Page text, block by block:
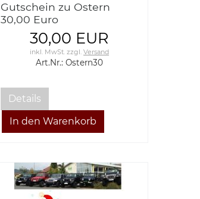
Gutschein zu Ostern
30,00 Euro
30,00 EUR
inkl. MwSt. zzgl.Versand
Art.Nr.: Ostern30
Details